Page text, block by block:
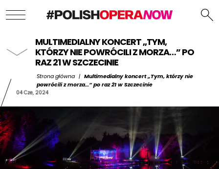
MULTIMEDIALNY KONCERT „TYM,
KTÓRZY NIE POWRÓCILI Z MORZA…” PO
RAZ 21 W SZCZECINIE
Strona główna | Multimedialny koncert „Tym, którzy nie
powrócili z morza…” po raz 21 w Szczecinie
04 Cze, 2024